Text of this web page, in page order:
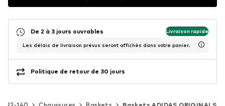
De 2 à 3 jours ouvrables Livraison rapide
Les délais de livraison prévus seront affichés dans votre panier.
Politique de retour de 30 jours